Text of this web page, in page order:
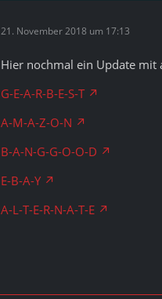
21. November 2018 um 17:13
Hier nochmal ein Update mit
G-E-A-R-B-E-S-T
A-M-A-Z-O-N
B-A-N-G-G-O-O-D
E-B-A-Y
A-L-T-E-R-N-A-T-E